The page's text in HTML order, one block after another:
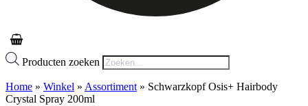
Producten zoeken
Home » Winkel » Assortiment » Schwarzkopf Osis+ Hairbody
Crystal Spray 200ml